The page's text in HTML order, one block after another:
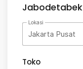
Jabodetabek
Lokasi
Jakarta Pusat
Toko